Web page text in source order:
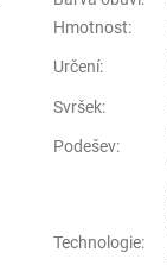
Hmotnost:
Určení:
Svršek:
Podešev:
Technologie: